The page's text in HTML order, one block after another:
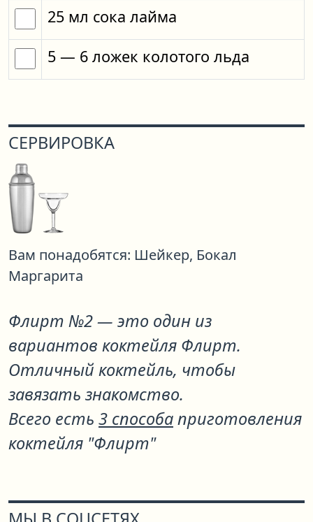
25 мл сока лайма
5 — 6 ложек колотого льда
СЕРВИРОВКА
Вам понадобятся: Шейкер, Бокал
Маргарита
Флирт №2— это один из
вариантов коктейля Флирт.
Отличный коктейль, чтобы
завязать знакомство.
Всего есть 3 способаприготовления
коктейля "Флирт"